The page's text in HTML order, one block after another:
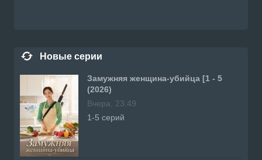
Новые серии
Замужняя женщина-убийца [1 - 5
(2026)
Вчера, 23:49
1-5 серий